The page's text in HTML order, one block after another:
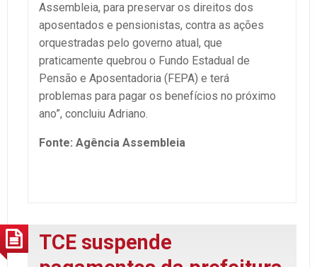
Assembleia, para preservar os direitos dos
aposentados e pensionistas, contra as ações
orquestradas pelo governo atual, que
praticamente quebrou o Fundo Estadual de
Pensão e Aposentadoria (FEPA) e terá
problemas para pagar os benefícios no próximo
ano”, concluiu Adriano.
Fonte: Agência Assembleia
TCE suspende